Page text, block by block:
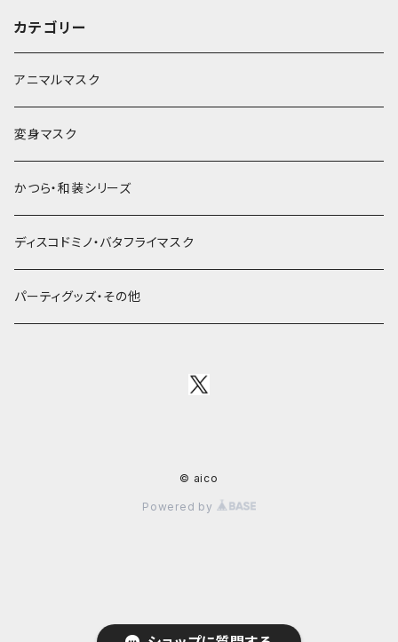
カテゴリー
アニマルマスク
変身マスク
かつら・和装シリーズ
ディスコドミノ・バタフライマスク
パーティグッズ・その他
© aico
Powered by